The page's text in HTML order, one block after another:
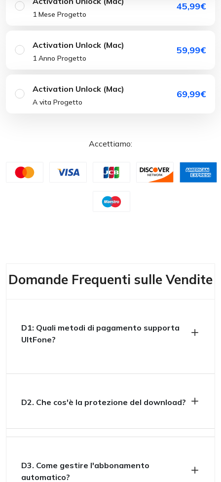
1 Mese Progetto
45,99€
Activation Unlock (Mac)
1 Anno Progetto
59,99€
Activation Unlock (Mac)
A vita Progetto
69,99€
Accettiamo:
Domande Frequenti sulle Vendite
D1: Quali metodi di pagamento supporta
UltFone?
D2. Che cos'è la protezione del download?
D3. Come gestire l'abbonamento
automatico?